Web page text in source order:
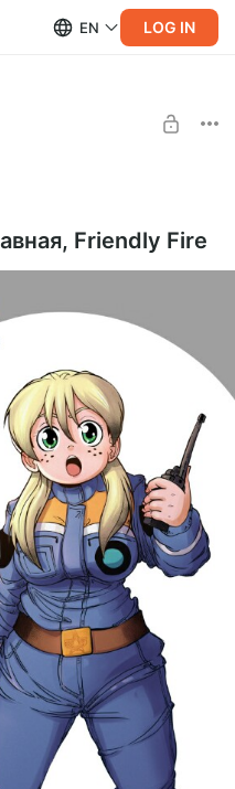
EN LOG IN
Friendly Fire